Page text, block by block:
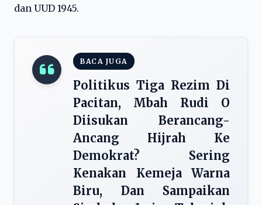
dan UUD 1945.
BACA JUGA
Politikus Tiga Rezim Di
Pacitan, Mbah Rudi O
Diisukan Berancang-
Ancang Hijrah Ke
Demokrat? Sering
Kenakan Kemeja Warna
Biru, Dan Sampaikan